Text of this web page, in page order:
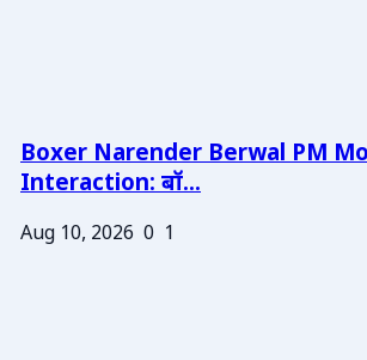
Boxer Narender Berwal PM
Interaction: बॉ...
Aug 10, 2026 0 1